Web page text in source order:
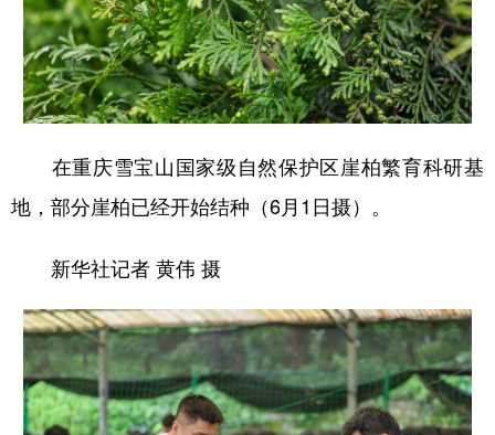
在重庆雪宝山国家级自然保护区崖柏繁育科研基
地，部分崖柏已经开始结种（6月1日摄）。
新华社记者 黄伟 摄